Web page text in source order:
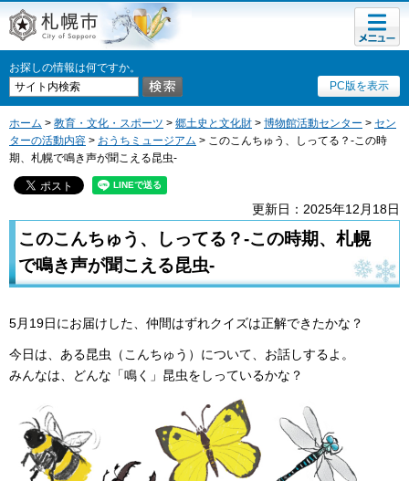
札幌市
お探しの情報は何ですか。
PC版を表示
メニュ
ー
ホーム > 教育・文化・スポーツ > 郷土史と文化財 > 博物館活動センター > セン
ターの活動内容 > おうちミュージアム > このこんちゅう、しってる？-この時
期、札幌で鳴き声が聞こえる昆虫-
更新日：2025年12月18日
このこんちゅう、しってる？-この時期、札幌
で鳴き声が聞こえる昆虫-
5月19日にお届けした、仲間はずれクイズは正解できたかな？
今日は、ある昆虫（こんちゅう）について、お話しするよ。
みんなは、どんな「鳴く」昆虫をしっているかな？